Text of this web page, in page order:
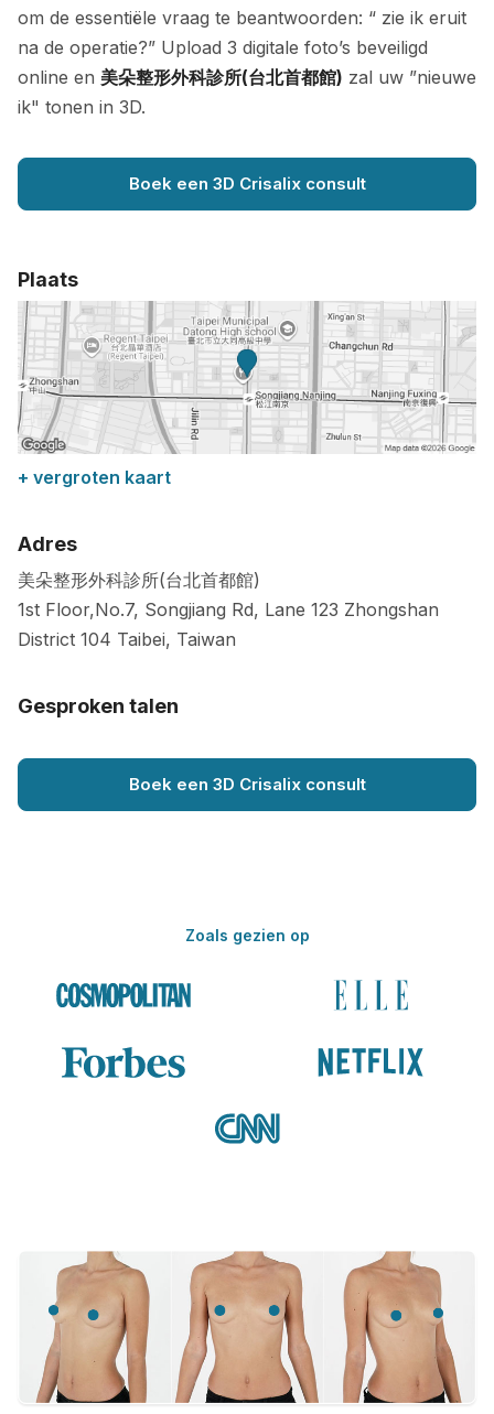
om de essentiële vraag te beantwoorden: “ zie ik eruit
na de operatie?” Upload 3 digitale foto’s beveiligd
online en 美朵整形外科診所(台北首都館) zal uw ”nieuwe
ik" tonen in 3D.
Boek een 3D Crisalix consult
Plaats
+ vergroten kaart
Adres
美朵整形外科診所(台北首都館)
1st Floor,No.7, Songjiang Rd, Lane 123 Zhongshan
District 104 Taibei, Taiwan
Gesproken talen
Boek een 3D Crisalix consult
Zoals gezien op